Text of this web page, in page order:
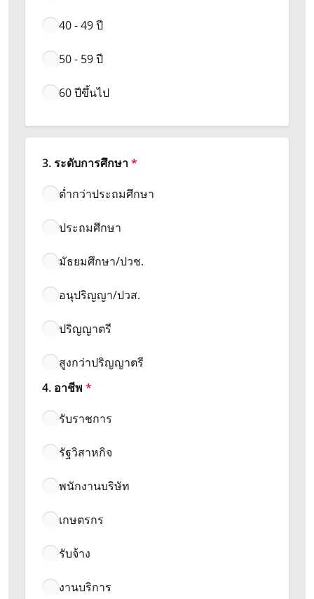
40 - 49 ปี
50 - 59 ปี
60 ปีขึ้นไป
3. ระดับการศึกษา*
ต่ำกว่าประถมศึกษา
ประถมศึกษา
มัธยมศึกษา/ปวช.
อนุปริญญา/ปวส.
ปริญญาตรี
สูงกว่าปริญญาตรี
4. อาชีพ *
รับราชการ
รัฐวิสาหกิจ
พนักงานบริษัท
เกษตรกร
รับจ้าง
งานบริการ